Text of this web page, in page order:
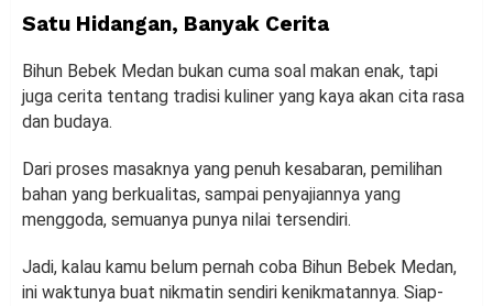
Satu Hidangan, Banyak Cerita
Bihun Bebek Medan bukan cuma soal makan enak, tapi
juga cerita tentang tradisi kuliner yang kaya akan cita rasa
dan budaya.
Dari proses masaknya yang penuh kesabaran, pemilihan
bahan yang berkualitas, sampai penyajiannya yang
menggoda, semuanya punya nilai tersendiri.
Jadi, kalau kamu belum pernah coba Bihun Bebek Medan,
ini waktunya buat nikmatin sendiri kenikmatannya. Siap-